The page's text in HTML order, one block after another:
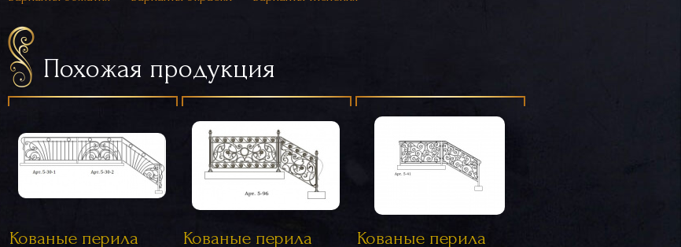
Похожая продукция
Кованые перила
Кованые перила
Кованые перила